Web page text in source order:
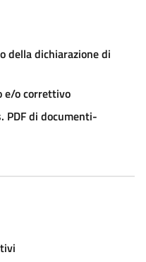
della dichiarazione di
e/o correttivo
PDF di documenti-